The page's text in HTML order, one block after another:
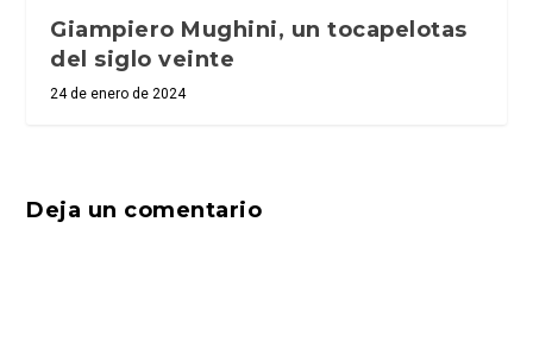
Giampiero Mughini, un tocapelotas
del siglo veinte
24 de enero de 2024
Deja un comentario